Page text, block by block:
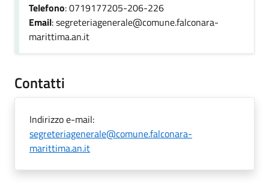
Telefono: 0719177205-206-226
Email: segreteriagenerale@comune.falconara-
marittima.an.it
Contatti
Indirizzo e-mail:
segreteriagenerale@comune.falconara-
marittima.an.it